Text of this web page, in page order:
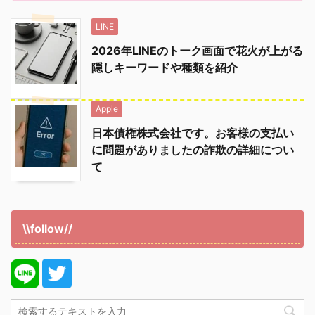
LINE
2026年LINEのトーク画面で花火が上がる
隠しキーワードや種類を紹介
Apple
日本債権株式会社です。お客様の支払い
に問題がありましたの詐欺の詳細につい
て
\\follow//